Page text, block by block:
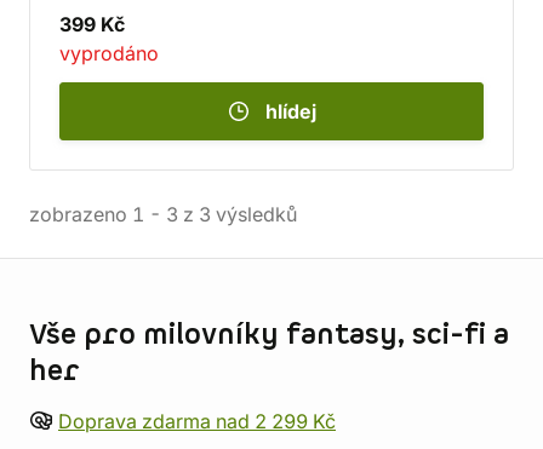
399 Kč
vyprodáno
hlídej
zobrazeno 1 - 3 z 3 výsledků
Vše pro milovníky fantasy, sci-fi a
her
Doprava zdarma nad 2 299 Kč